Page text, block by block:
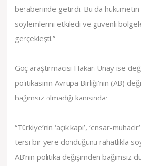
beraberinde getirdi. Bu da
söylemlerini etkiledi ve güvenli
gerçekleşti.”
Göç araştırmacısı Hakan Ünay ise
politikasının Avrupa Birliği’nin (AB)
bağımsız olmadığı kanısında:
“Türkiye’nin ‘açık kapı’, ‘ensar-
tersi bir yere döndüğünü rahatlıkla
AB’nin politika değişimden bağımsız